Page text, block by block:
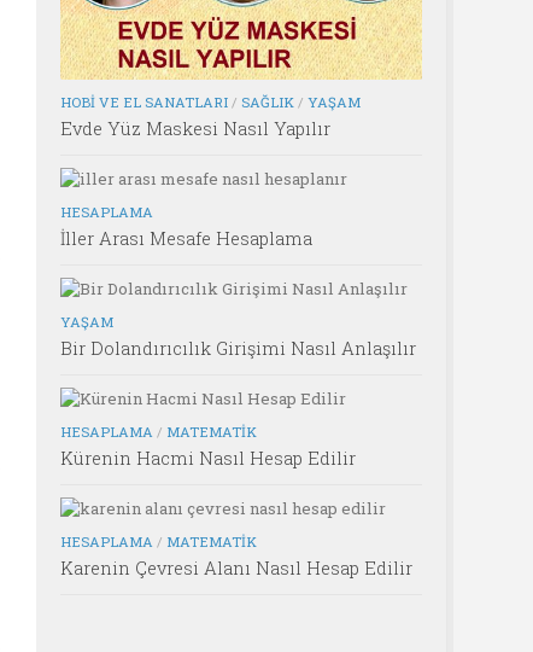
HOBI VE EL SANATLARI / SAĞLIK / YAŞAM
Evde Yüz Maskesi Nasıl Yapılır
HESAPLAMA
İller Arası Mesafe Hesaplama
YAŞAM
Bir Dolandırıcılık Girişimi Nasıl Anlaşılır
HESAPLAMA / MATEMATIK
Kürenin Hacmi Nasıl Hesap Edilir
HESAPLAMA / MATEMATIK
Karenin Çevresi Alanı Nasıl Hesap Edilir